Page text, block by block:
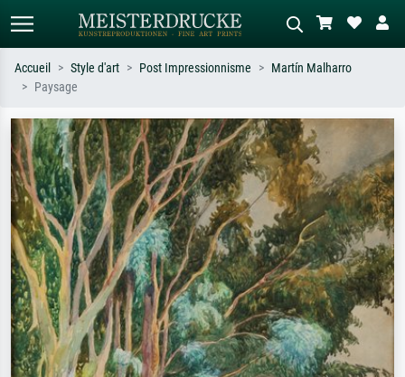
Recherchez par artiste, titre ou style –
ex. Monet, Nuit étoilée,
impressionnisme, vague de Hokusai,
nu.
Décrivez la scène – ex. prairie verte,
abstrait avec beaucoup de rouge,
tableau sombre, nu debout près d'un
arbre.
Accueil Style d'art Post Impressionnisme
Martín Malharro
Paysage